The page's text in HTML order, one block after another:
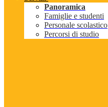
Panoramica
Famiglie e studenti
Personale scolastico
Percorsi di studio